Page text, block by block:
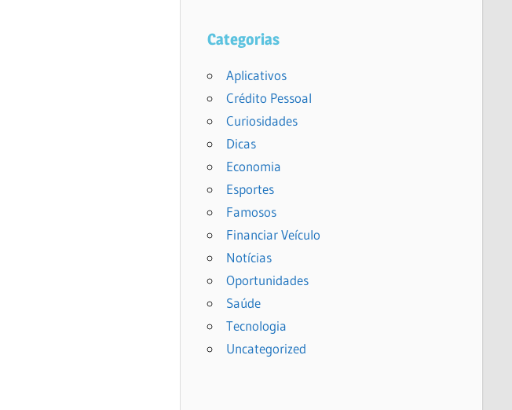
Categorias
Aplicativos
Crédito Pessoal
Curiosidades
Dicas
Economia
Esportes
Famosos
Financiar Veículo
Notícias
Oportunidades
Saúde
Tecnologia
Uncategorized